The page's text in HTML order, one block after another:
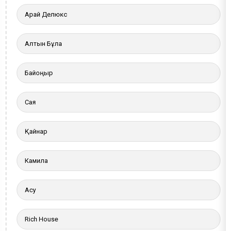
Арай Делюкс
Алтын Бұлақ
Байқоңыр
Сая
Қайнар
Камила
Ақсу
Rich House